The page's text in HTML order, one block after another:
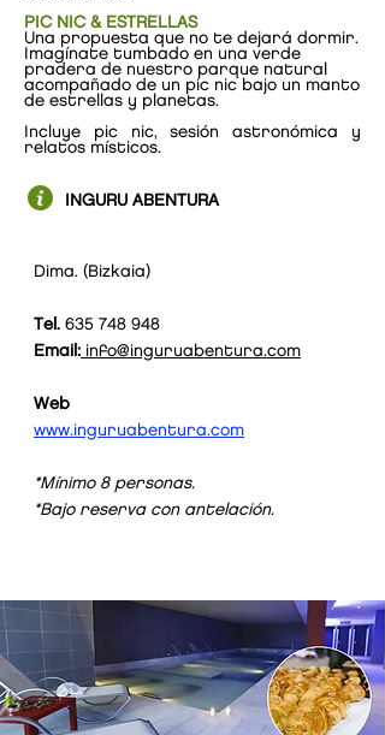
PIC NIC & ESTRELLAS
Una propuesta que no te dejará dormir.
Imagínate tumbado en una verde
pradera de nuestro parque natural
acompañado de un pic nic bajo un manto
de estrellas y planetas.
Incluye pic nic, sesión astronómica y
relatos místicos.
INGURU ABENTURA
Dima. (Bizkaia)
Tel. 635 748 948
Email: info@inguruabentura.com
Web
www.inguruabentura.com
*Mínimo 8 personas.
*Bajo reserva con antelación.